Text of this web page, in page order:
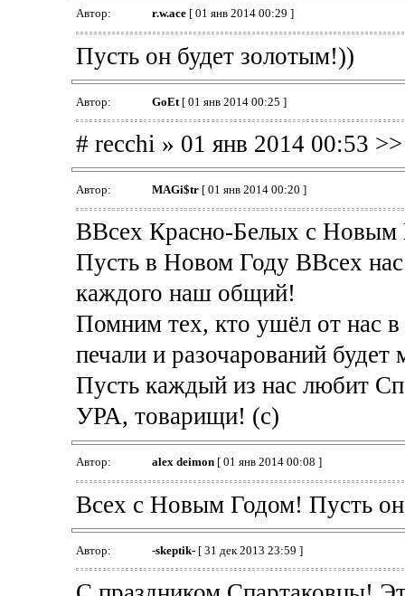
Автор: r.w.ace[ 01 янв 2014 00:29 ]
Пусть он будет золотым!))
Автор: GoEt[ 01 янв 2014 00:25 ]
# recchi » 01 янв 2014 00:53
Автор: MAGi$tr[ 01 янв 2014 00:20 ]
ВВсех Красно-Белых с Новым
Пусть в Новом Году ВВсех
каждого наш общий!
Помним тех, кто ушёл от нас в
печали и разочарований
Пусть каждый из нас любит
УРА, товарищи! (с)
Автор: alex deimon[ 01 янв 2014 00:08 ]
Всех с Новым Годом! Пусть
Автор: -skeptik-[ 31 дек 2013 23:59 ]